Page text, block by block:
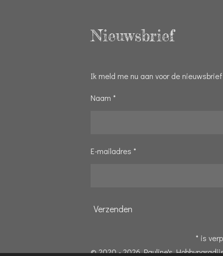
Nieuwsbrief
Ik meld me nu aan voor de nieuwsbrief
Naam *
E-mailadres *
Verzenden
* is
© 2020 - 2026 Pauline's